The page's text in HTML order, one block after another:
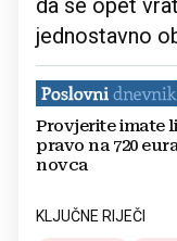
da se opet
jednostavno
Provjerite imate
pravo na 720
novca
KLJUČNE RIJEČI